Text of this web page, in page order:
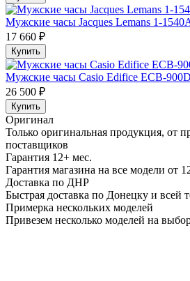
Мужские часы Jacques Lemans 1-
17 660 ₽
Купить
Мужские часы Casio Edifice ECB-
26 500 ₽
Купить
Оригинал
Только оригинальная продукция, от
поставщиков
Гарантия 12+ мес.
Гарантия магазина на все модели от
Доставка по ДНР
Быстрая доставка по Донецку и всей
Примерка нескольких моделей
Привезем несколько моделей на